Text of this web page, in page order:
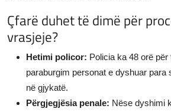
Çfarë duhet të dimë për
vrasjeje?
Hetimi policor: Policia ka 48 orë për
paraburgim personat e dyshuar para
në gjykatë.
Përgjegjësia penale: Nëse dyshimi